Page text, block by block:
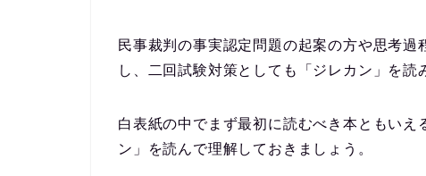
民事裁判の事実認定問題の起案の方や思考
し、二回試験対策としても「ジレカン」を読
白表紙の中でまず最初に読むべき本ともい
ン」を読んで理解しておきましょう。